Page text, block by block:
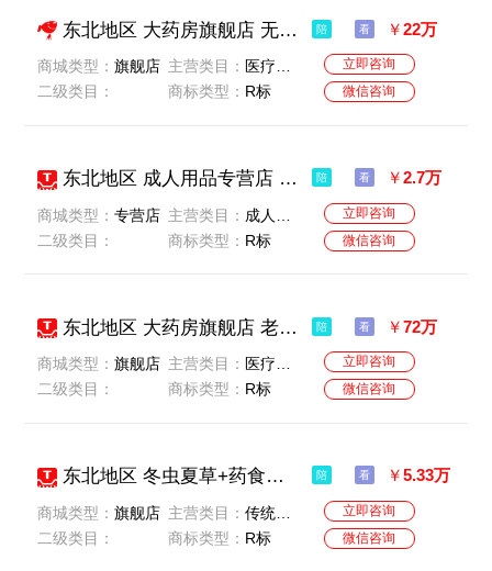
东北地区 大药房旗舰店 无违规无扣分无贷款 一般纳税人 价格美丽 可谈价 陪 看 ￥22万
商城类型：旗舰店
二级类目：
主营类目： 医疗及健康服务-医疗及健康服务
商标类型： R标
立即咨询
微信咨询
东北地区 成人用品专营店 无扣分无贷款 公司一般纳税人 名字好听 陪 看 ￥2.7万
商城类型：专营店
二级类目：
主营类目： 成人用品/情趣用品
商标类型： R标
立即咨询
微信咨询
东北地区 大药房旗舰店 老店 无扣分 无贷款 价格实惠 一般纳税 店铺干净 最近急售 陪 看 ￥72万
商城类型：旗舰店
二级类目：
主营类目： 医疗器械-互联网医疗/保健用品-计生用品-传统滋补营养品-保健食品/膳食营养补充食品-隐形眼镜/护理液
商标类型： R标
立即咨询
微信咨询
东北地区 冬虫夏草+药食同源旗舰店 无扣分无贷款 公司一般纳税人 名字好听 陪 看 ￥5.33万
商城类型：旗舰店
二级类目：
主营类目：传统滋补营养品
商标类型： R标
立即咨询
微信咨询